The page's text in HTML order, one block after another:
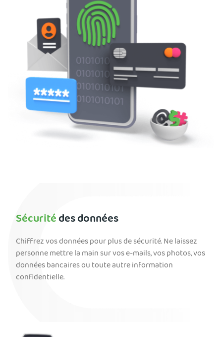
Sécuritédes données
Chiffrez vos données pour plus de sécurité. Ne laissez
personne mettre la main sur vos e-mails, vos photos, vos
données bancaires ou toute autre information
confidentielle.